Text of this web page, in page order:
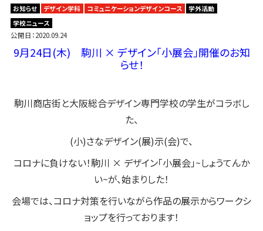
お知らせ デザイン学科 コミュニケーションデザインコース
学外活動
学校ニュース
公開日：2020.09.24
9月24日(木) 駒川 × デザイン「小展会」開催のお知
らせ！
駒川商店街と大阪総合デザイン専門学校の学生がコラボし
た、
(小)さなデザイン(展)示(会)で、
コロナに負けない！駒川 × デザイン「小展会」~しょうてんか
い~が、始まりした！
会場では、コロナ対策を行いながら作品の展示からワークシ
ョップを行っております！